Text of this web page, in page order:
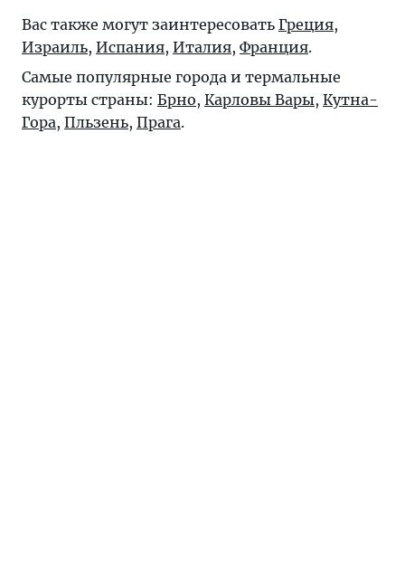
Вас также могут заинтересовать Греция,
Израиль, Испания, Италия, Франция.
Самые популярные города и термальные
курорты страны: Брно, Карловы Вары, Кутна-
Гора, Пльзень, Прага.